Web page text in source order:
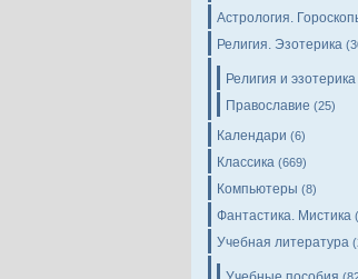
Астрология.
Религия. Эзотерика
Религия и эзотерика
Православие (25)
Календари (6)
Классика (669)
Компьютеры (8)
Фантастика. Мистика
Учебная литература